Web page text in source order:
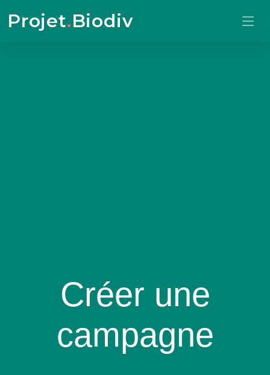
Projet.Biodiv
Créer une
campagne